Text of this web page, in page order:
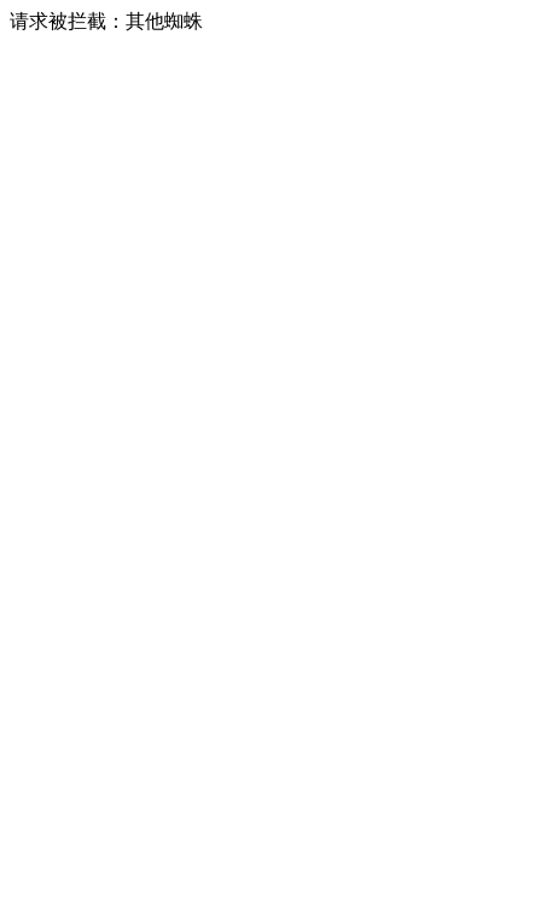
请求被拦截：其他蜘蛛